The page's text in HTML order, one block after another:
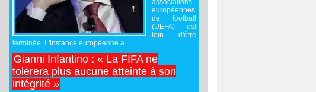
européennes
de football
(UEFA) est
loin d'être
terminée. L'instance européenne a...
Gianni Infantino : « La FIFA ne
tolérera plus aucune atteinte à son
intégrité »